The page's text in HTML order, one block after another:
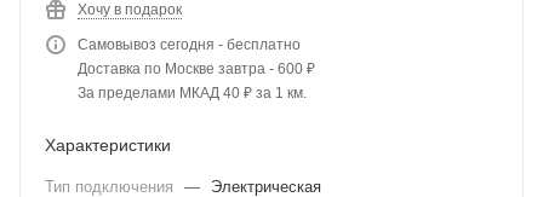
Хочу в подарок
Самовывоз сегодня - бесплатно
Доставка по Москве завтра - 600 ₽
За пределами МКАД 40 ₽ за 1 км.
Характеристики
Тип подключения —
Электрическая